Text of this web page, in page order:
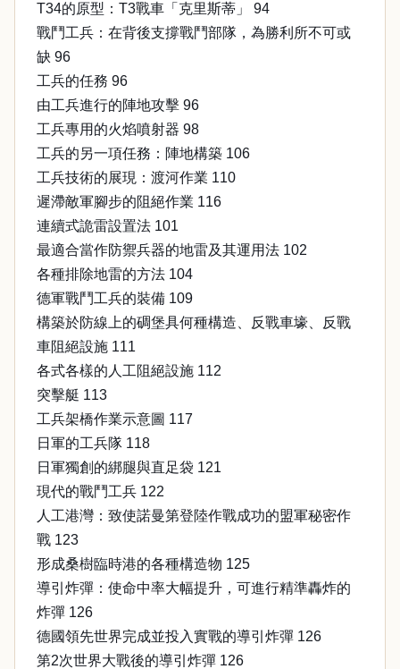
T34的原型：T3戰車「克里斯蒂」 94
戰鬥工兵：在背後支撐戰鬥部隊，為勝利所不可或
缺 96
工兵的任務 96
由工兵進行的陣地攻擊 96
工兵專用的火焰噴射器 98
工兵的另一項任務：陣地構築 106
工兵技術的展現：渡河作業 110
遲滯敵軍腳步的阻絕作業 116
連續式詭雷設置法 101
最適合當作防禦兵器的地雷及其運用法 102
各種排除地雷的方法 104
德軍戰鬥工兵的裝備 109
構築於防線上的碉堡具何種構造、反戰車壕、反戰
車阻絕設施 111
各式各樣的人工阻絕設施 112
突擊艇 113
工兵架橋作業示意圖 117
日軍的工兵隊 118
日軍獨創的綁腿與直足袋 121
現代的戰鬥工兵 122
人工港灣：致使諾曼第登陸作戰成功的盟軍秘密作
戰 123
形成桑樹臨時港的各種構造物 125
導引炸彈：使命中率大幅提升，可進行精準轟炸的
炸彈 126
德國領先世界完成並投入實戰的導引炸彈 126
第2次世界大戰後的導引炸彈 126